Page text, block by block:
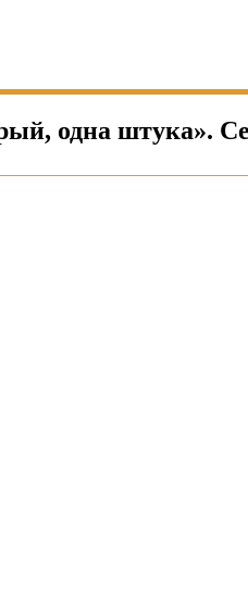
одна штука».